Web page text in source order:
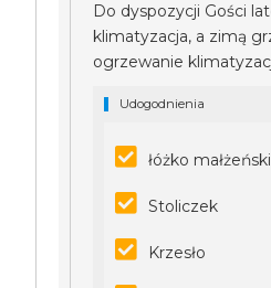
Do dyspozycji Gości
klimatyzacja, a zimą
ogrzewanie
Udogodnienia
łóżko
Stoliczek
Krzesło